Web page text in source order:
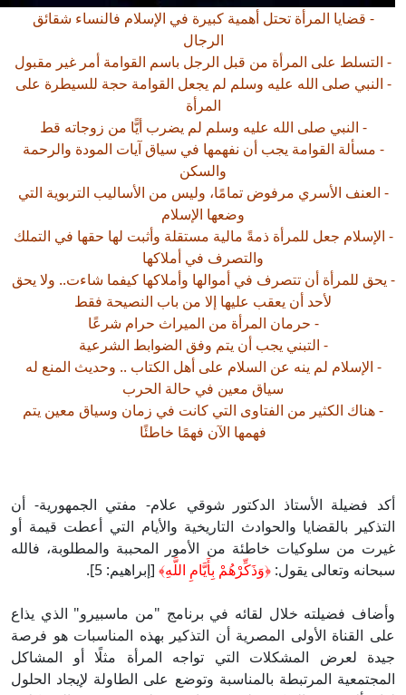
- قضايا المرأة تحتل أهمية كبيرة في الإسلام فالنساء شقائق
الرجال
على المرأة من قبل الرجل باسم القوامة أمر غير مقبول
صلى الله عليه وسلم لم يجعل القوامة حجة للسيطرة على
المرأة
- النبي صلى الله عليه وسلم لم يضرب أيًّا من زوجاته قط
- مسألة القوامة يجب أن نفهمها في سياق آيات المودة والرحمة
والسكن
العنف الأسري مرفوض تمامًا، وليس من الأساليب التربوية التي
وضعها الإسلام
جعل للمرأة ذمةً مالية مستقلة وأثبت لها حقها في التملك
والتصرف في أملاكها
للمرأة أن تتصرف في أموالها وأملاكها كيفما شاءت.. ولا يحق
لأحد أن يعقب عليها إلا من باب النصيحة فقط
- حرمان المرأة من الميراث حرام شرعًا
- التبني يجب أن يتم وفق الضوابط الشرعية
- الإسلام لم ينه عن السلام على أهل الكتاب .. وحديث المنع له
سياق معين في حالة الحرب
- هناك الكثير من الفتاوى التي كانت في زمان وسياق معين يتم
فهمها الآن فهمًا خاطئًا
فضيلة الأستاذ الدكتور شوقي علام- مفتي الجمهورية- أن
بالقضايا والحوادث التاريخية والأيام التي أعطت قيمة أو
من سلوكيات خاطئة من الأمور المحببة والمطلوبة، فالله
وتعالى يقول:﴿وَذَكِّرْهُمْ بِأَيَّامِ اللَّهِ﴾[إبراهيم: 5].
فضيلته خلال لقائه في برنامج "من ماسبيرو" الذي يذاع
القناة الأولى المصرية أن التذكير بهذه المناسبات هو فرصة
لعرض المشكلات التي تواجه المرأة مثلًا أو المشاكل
المرتبطة بالمناسبة وتوضع على الطاولة لإيجاد الحلول